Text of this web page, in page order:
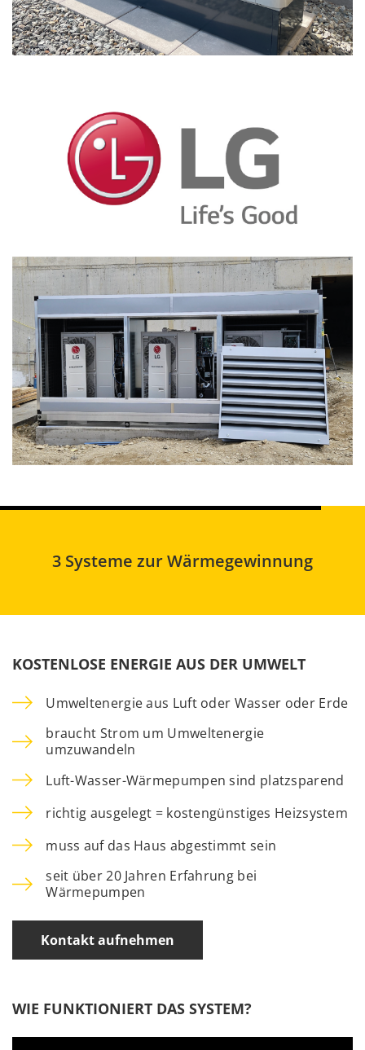
3 Systeme zur Wärmegewinnung
KOSTENLOSE ENERGIE AUS DER UMWELT
Umweltenergie aus Luft oder Wasser oder Erde
braucht Strom um Umweltenergie
umzuwandeln
Luft-Wasser-Wärmepumpen sind platzsparend
richtig ausgelegt = kostengünstiges Heizsystem
muss auf das Haus abgestimmt sein
seit über 20 Jahren Erfahrung bei
Wärmepumpen
Kontakt aufnehmen
WIE FUNKTIONIERT DAS SYSTEM?